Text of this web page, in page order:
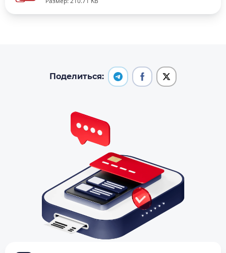
Поделиться: